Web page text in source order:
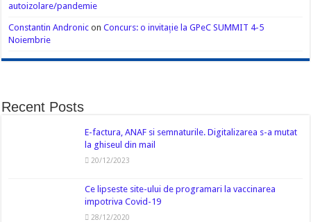
autoizolare/pandemie
Constantin Andronic onConcurs: o invitație la GPeC SUMMIT 4-5
Noiembrie
Recent Posts
E-factura, ANAF si semnaturile. Digitalizarea s-a mutat
la ghiseul din mail
20/12/2023
Ce lipseste site-ului de programari la vaccinarea
impotriva Covid-19
28/12/2020